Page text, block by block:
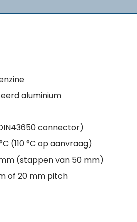
aluminium
connector)
(110 °C op aanvraag)
(stappen van 50 mm)
of 20 mm pitch